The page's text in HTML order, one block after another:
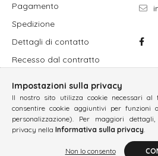
Pagamento
Spedizione
Dettagli di contatto
Recesso dal contratto
Impostazioni sulla privacy
Il nostro sito utilizza cookie necessari al
consentire cookie aggiuntivi per funzioni
personalizzazione). Per maggiori
privacy nella Informativa sulla privacy.
Non lo consento